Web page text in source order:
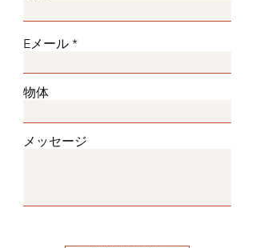
Eメール
物体
メッセージ